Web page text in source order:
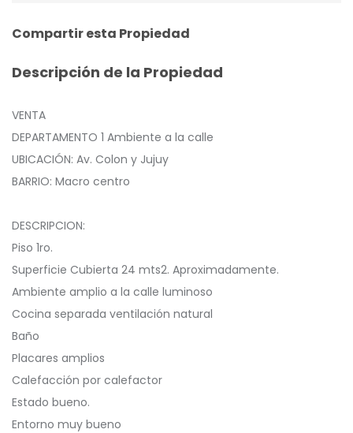
Compartir esta Propiedad
Descripción de la Propiedad
VENTA
DEPARTAMENTO 1 Ambiente a la calle
UBICACIÓN: Av. Colon y Jujuy
BARRIO: Macro centro
️DESCRIPCION:
Piso 1ro.
Superficie Cubierta 24 mts2. Aproximadamente.
️Ambiente amplio a la calle luminoso
️Cocina separada ventilación natural
Baño
Placares amplios
️Calefacción por calefactor
️Estado bueno.
️Entorno muy bueno